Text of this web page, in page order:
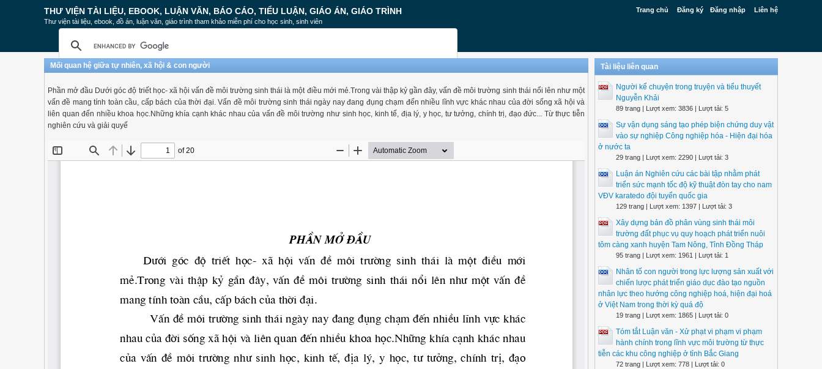
Trang chủ Đăng ký Đăng nhập Liên hệ
THƯ VIỆN TÀI LIỆU, EBOOK, LUẬN VĂN, BÁO CÁO, TIỂU LUẬN, GIÁO ÁN, GIÁO TRÌNH
Thư viện tài liệu, ebook, đồ án, luận văn, giáo trình tham khảo miễn phí cho học sinh, sinh viên
Mối quan hệ giữa tự nhiên, xã hội & con người
Phần mở đầu Dưới góc độ triết học- xã hội vấn đề môi trường sinh thái là một điều mới mẻ.Trong vài thập kỷ gần đây, vấn đề môi trường sinh thái nổi lên như một
vấn đề mang tính toàn cầu, cấp bách của thời đại. Vấn đề môi trường sinh thái ngày nay đang đụng chạm đến nhiều lĩnh vực khác nhau của đời sống xã hội và
liên quan đến nhiều khoa học.Những khía cạnh khác nhau của vấn đề môi trường như sinh học, kinh tế, địa lý, y học, tư tưởng, chính trị, đạo đức... Từ thực tiễn
nghiên cứu và giải quyế
Tài liệu liên quan
Người kể chuyện trong truyện và tiểu thuyết
Nguyễn Khải
89 trang | Lượt xem: 3836 | Lượt tải: 5
Sự vận dụng sáng tạo phép biện chứng duy vật
vào sự nghiệp Công nghiệp hóa - Hiện đại hóa
ở nước ta
29 trang | Lượt xem: 2290 | Lượt tải: 3
Luận án Nghiên cứu các bài tập nhằm phát
triển sức mạnh tốc độ kỹ thuật đòn tay cho nam
VĐV karatedo đội tuyển quốc gia
129 trang | Lượt xem: 1397 | Lượt tải: 3
Xây dựng bản đồ phân vùng sinh thái môi
trường đất phục vụ quy hoạch phát triển nuôi
tôm càng xanh huyện Tam Nông, Tỉnh Đồng Tháp
95 trang | Lượt xem: 1961 | Lượt tải: 1
Nhân tố con người trong lực lượng sản xuất với
chiến lược phát triển giáo dục đào tạo nguồn
nhân lực theo hướng công nghiệp hoá, hiện đại hoá
ở Việt Nam trong thời kỳ quá độ
19 trang | Lượt xem: 1865 | Lượt tải: 0
Tóm tắt Luận văn - Xử phạt vi phạm vi phạm
hành chính trong lĩnh vực môi trường từ thực
tiễn các khu công nghiệp ở tỉnh Bắc Giang
72 trang | Lượt xem: 778 | Lượt tải: 0